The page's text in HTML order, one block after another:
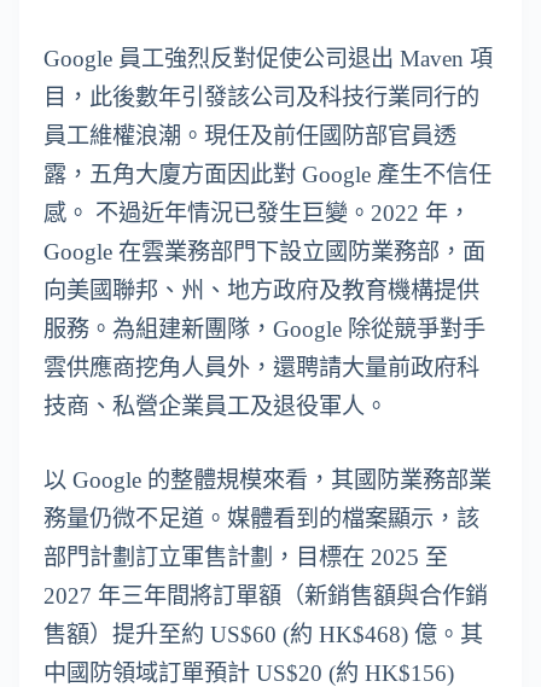
Google 員工強烈反對促使公司退出 Maven 項
目，此後數年引發該公司及科技行業同行的
員工維權浪潮。現任及前任國防部官員透
露，五角大廈方面因此對 Google 產生不信任
感。 不過近年情況已發生巨變。2022 年，
Google 在雲業務部門下設立國防業務部，面
向美國聯邦、州、地方政府及教育機構提供
服務。為組建新團隊，Google 除從競爭對手
雲供應商挖角人員外，還聘請大量前政府科
技商、私營企業員工及退役軍人。
以 Google 的整體規模來看，其國防業務部業
務量仍微不足道。媒體看到的檔案顯示，該
部門計劃訂立軍售計劃，目標在 2025 至
2027 年三年間將訂單額（新銷售額與合作銷
售額）提升至約 US$60 (約 HK$468) 億。其
中國防領域訂單預計 US$20 (約 HK$156)